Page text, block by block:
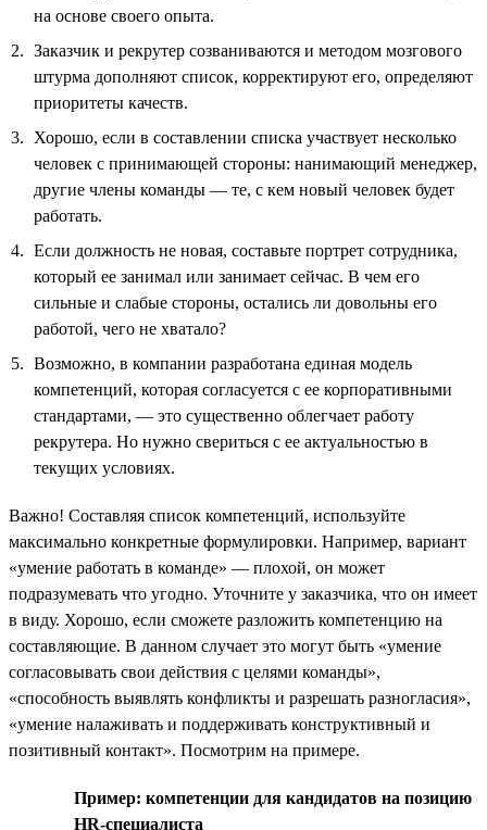
на основе своего опыта.
Заказчик и рекрутер созваниваются и методом мозгового
штурма дополняют список, корректируют его, определяют
приоритеты качеств.
Хорошо, если в составлении списка участвует несколько
человек с принимающей стороны: нанимающий менеджер,
другие члены команды — те, с кем новый человек будет
работать.
Если должность не новая, составьте портрет сотрудника,
который ее занимал или занимает сейчас. В чем его
сильные и слабые стороны, остались ли довольны его
работой, чего не хватало?
Возможно, в компании разработана единая модель
компетенций, которая согласуется с ее корпоративными
стандартами, — это существенно облегчает работу
рекрутера. Но нужно свериться с ее актуальностью в
текущих условиях.
Важно! Составляя список компетенций, используйте
максимально конкретные формулировки. Например, вариант
«умение работать в команде» — плохой, он может
подразумевать что угодно. Уточните у заказчика, что он имеет
в виду. Хорошо, если сможете разложить компетенцию на
составляющие. В данном случает это могут быть «умение
согласовывать свои действия с целями команды»,
«способность выявлять конфликты и разрешать разногласия»,
«умение налаживать и поддерживать конструктивный и
позитивный контакт». Посмотрим на примере.
Пример: компетенции для кандидатов на позицию
HR-специалиста